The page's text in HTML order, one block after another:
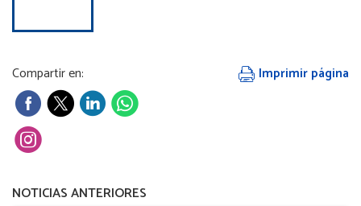
Compartir en: Imprimir página
NOTICIAS ANTERIORES